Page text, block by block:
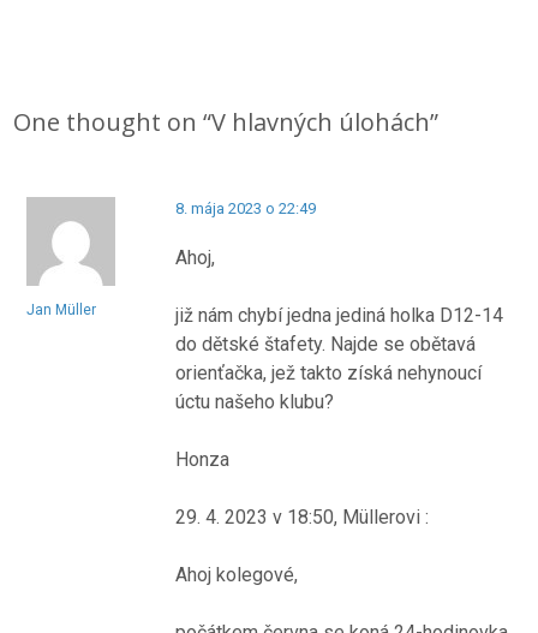
One thought on “V hlavných úlohách”
Jan Müller
8. mája 2023 o 22:49
Ahoj,
již nám chybí jedna jediná holka D12-14
do dětské štafety. Najde se obětavá
orienťačka, jež takto získá nehynoucí
úctu našeho klubu?
Honza
29. 4. 2023 v 18:50, Müllerovi :
Ahoj kolegové,